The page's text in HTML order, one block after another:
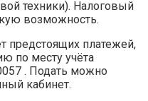
техники). Налоговый
возможность.
предстоящих платежей,
по месту учёта
. Подать можно
кабинет.